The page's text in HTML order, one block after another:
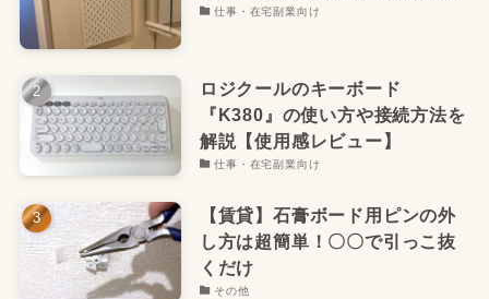
仕事・在宅副業向け
ロジクールのキーボード
『K380』の使い方や接続方法を
解説【使用感レビュー】
仕事・在宅副業向け
【賃貸】石膏ボード用ピンの外
し方は超簡単！〇〇で引っこ抜
くだけ
その他